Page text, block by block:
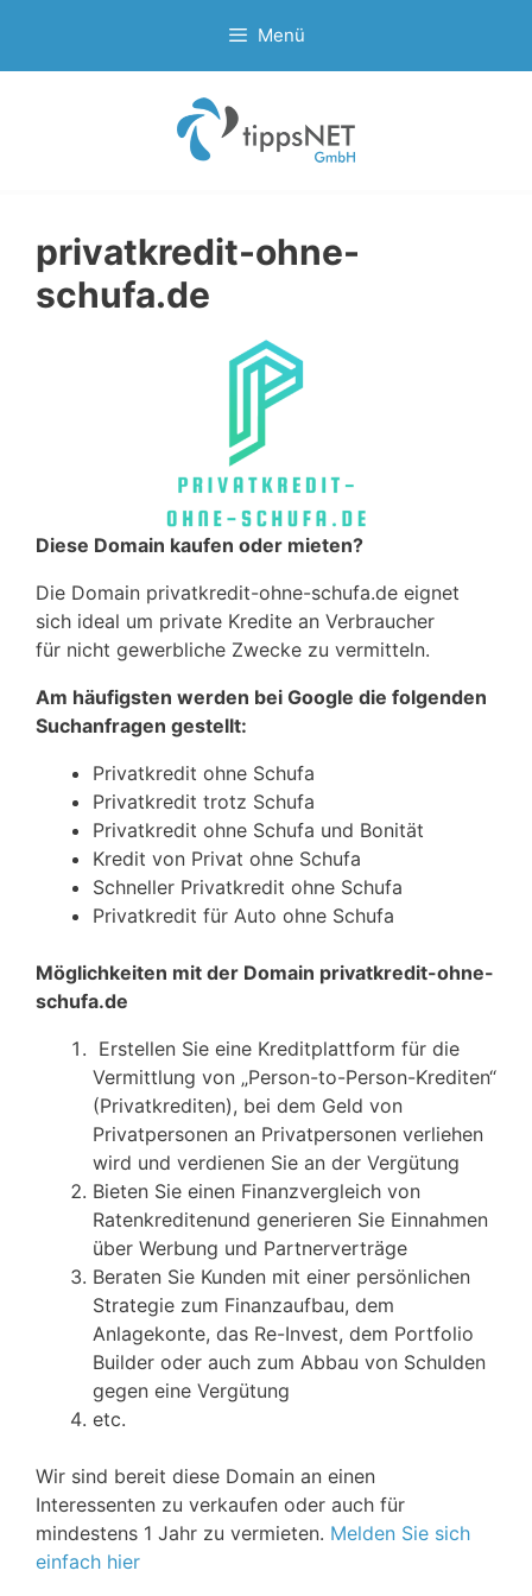
springen
Menü
privatkredit-ohne-
schufa.de
Diese Domain kaufen oder mieten?
Die Domain privatkredit-ohne-schufa.de eignet
sich ideal um private Kredite an Verbraucher
für nicht gewerbliche Zwecke zu vermitteln.
Am häufigsten werden bei Google die folgenden
Suchanfragen gestellt:
Privatkredit ohne Schufa
Privatkredit trotz Schufa
Privatkredit ohne Schufa und Bonität
Kredit von Privat ohne Schufa
Schneller Privatkredit ohne Schufa
Privatkredit für Auto ohne Schufa
Möglichkeiten mit der Domain privatkredit-ohne-
schufa.de
Erstellen Sie eine Kreditplattform für die
Vermittlung von „Person-to-Person-Krediten“
(Privatkrediten), bei dem Geld von
Privatpersonen an Privatpersonen verliehen
wird und verdienen Sie an der Vergütung
Bieten Sie einen Finanzvergleich von
Ratenkreditenund generieren Sie Einnahmen
über Werbung und Partnerverträge
Beraten Sie Kunden mit einer persönlichen
Strategie zum Finanzaufbau, dem
Anlagekonte, das Re-Invest, dem Portfolio
Builder oder auch zum Abbau von Schulden
gegen eine Vergütung
etc.
Wir sind bereit diese Domain an einen
Interessenten zu verkaufen oder auch für
mindestens 1 Jahr zu vermieten. Melden Sie sich
einfach hier